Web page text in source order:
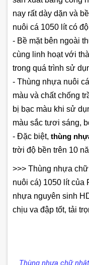
nay rất dày dặn và
nuôi cá 1050 lít có
- Bề mặt bên ngoài
cùng linh hoạt với
trong quá trình sử
- Thùng nhựa nuôi
màu và chất chống
bị bạc màu khi sử
màu sắc tươi sáng,
- Đặc biệt, thùng
trời độ bền trên 10
>>> Thùng nhựa
nuôi cá) 1050 lítcủa
nhựa nguyên sinh
chịu va đập tốt, tải
Thùng nhựa chữ